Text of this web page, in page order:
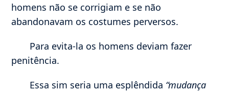
homens não se corrigiam e se não
abandonavam os costumes perversos.
Para evita-la os homens deviam fazer
penitência.
Essa sim seria uma esplêndida “mudança